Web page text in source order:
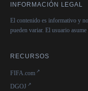
INFORMACIÓN LEGAL
El contenido es informativo y
pueden variar. El usuario
RECURSOS
FIFA.com
DGOJ